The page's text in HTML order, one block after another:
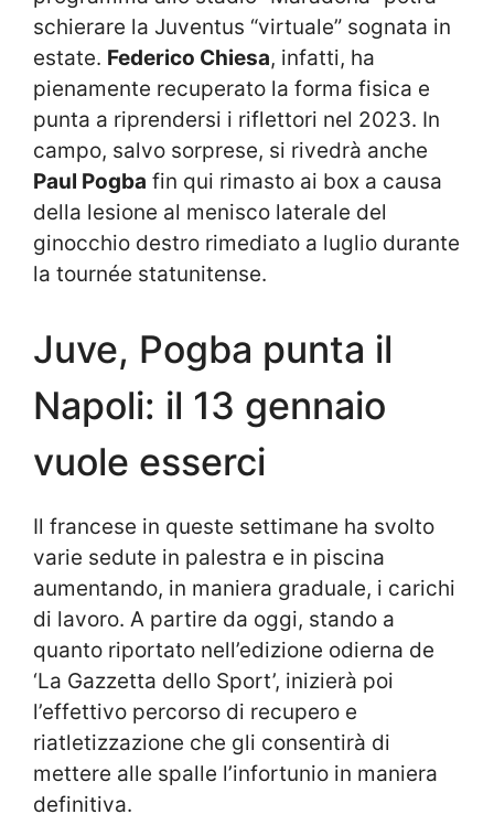
schierare la Juventus “virtuale” sognata in
estate. Federico Chiesa, infatti, ha
pienamente recuperato la forma fisica e
punta a riprendersi i riflettori nel 2023. In
campo, salvo sorprese, si rivedrà anche
Paul Pogba fin qui rimasto ai box a causa
della lesione al menisco laterale del
ginocchio destro rimediato a luglio durante
la tournée statunitense.
Juve, Pogba punta il
Napoli: il 13 gennaio
vuole esserci
Il francese in queste settimane ha svolto
varie sedute in palestra e in piscina
aumentando, in maniera graduale, i carichi
di lavoro. A partire da oggi, stando a
quanto riportato nell’edizione odierna de
‘La Gazzetta dello Sport’, inizierà poi
l’effettivo percorso di recupero e
riatletizzazione che gli consentirà di
mettere alle spalle l’infortunio in maniera
definitiva.